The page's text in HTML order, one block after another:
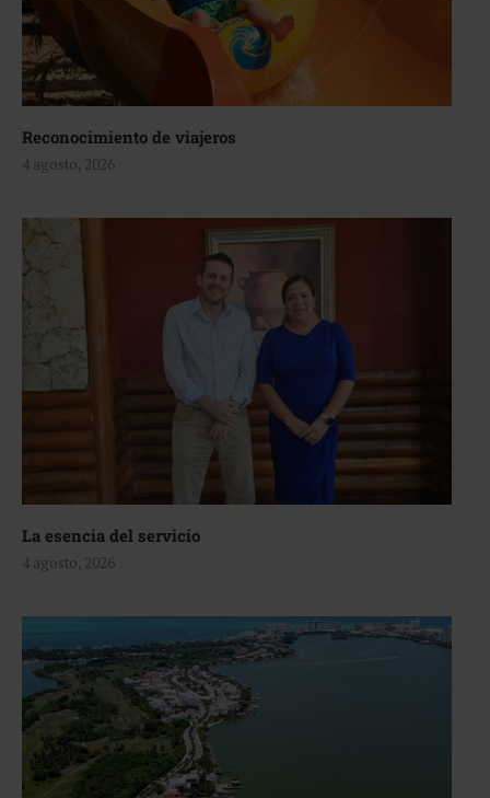
Reconocimiento de viajeros
4 agosto, 2026
La esencia del servicio
4 agosto, 2026